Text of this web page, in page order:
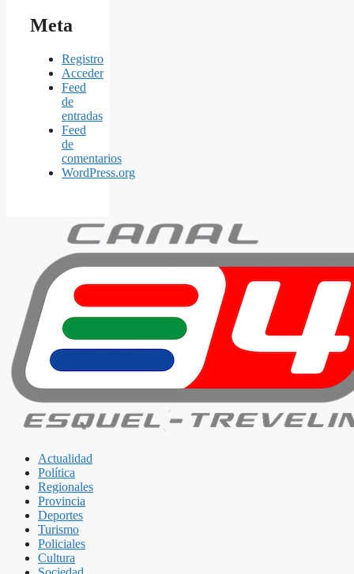
Meta
Registro
Acceder
Feed
de
entradas
Feed
de
comentarios
WordPress.org
Actualidad
Política
Regionales
Provincia
Deportes
Turismo
Policiales
Cultura